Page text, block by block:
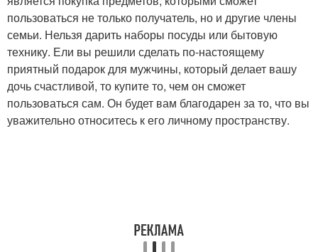
пользоваться не только получатель, но и другие члены
семьи. Нельзя дарить наборы посуды или бытовую
технику. Ели вы решили сделать по-настоящему
приятный подарок для мужчины, который делает вашу
дочь счастливой, то купите то, чем он сможет
пользоваться сам. Он будет вам благодарен за то, что вы
уважительно относитесь к его личному пространству.